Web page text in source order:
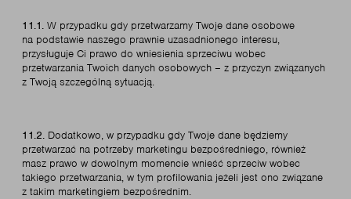
11.1. W przypadku gdy przetwarzamy Twoje dane osobowe
na podstawie naszego prawnie uzasadnionego interesu,
przysługuje Ci prawo do wniesienia sprzeciwu wobec
przetwarzania Twoich danych osobowych – z przyczyn związanych
z Twoją szczególną sytuacją.
11.2. Dodatkowo, w przypadku gdy Twoje dane będziemy
przetwarzać na potrzeby marketingu bezpośredniego, również
masz prawo w dowolnym momencie wnieść sprzeciw wobec
takiego przetwarzania, w tym profilowania jeżeli jest ono związane
z takim marketingiem bezpośrednim.